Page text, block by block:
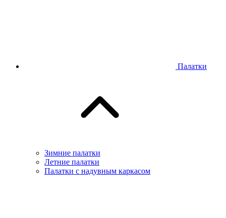
Палатки
Зимние палатки
Летние палатки
Палатки с надувным каркасом